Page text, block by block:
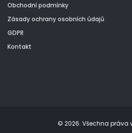
Obchodní podmínky
Zásady ochrany osobních údajů
GDPR
Kontakt
© 2026. Všechna práva